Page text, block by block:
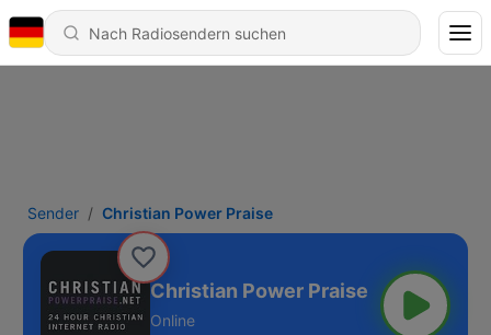
Sender Christian Power Praise
Christian Power Praise
Online